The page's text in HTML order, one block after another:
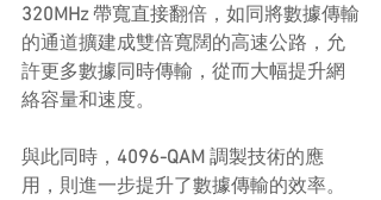
320MHz 帶寬直接翻倍，如同將數據傳輸
的通道擴建成雙倍寬闊的高速公路，允
許更多數據同時傳輸，從而大幅提升網
絡容量和速度。
與此同時， 4096-QAM 調製技術的應
用，則進一步提升了數據傳輸的效率。